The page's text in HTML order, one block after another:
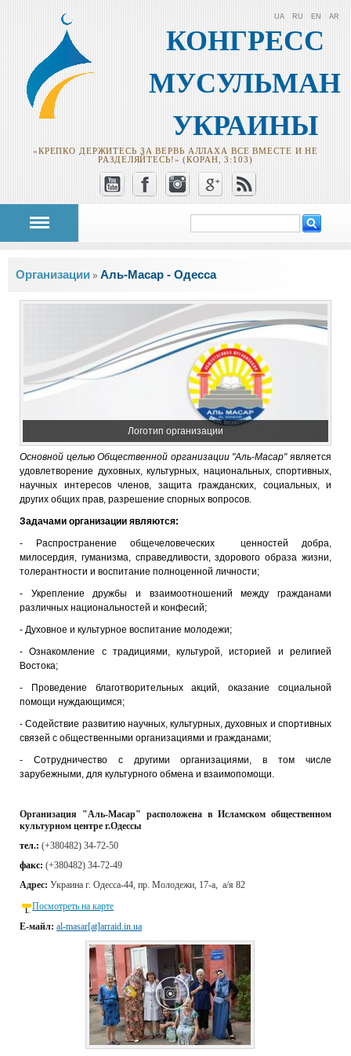
КОНГРЕСС
МУСУЛЬМАН
УКРАИНЫ
«КРЕПКО ДЕРЖИТЕСЬ ЗА ВЕРВЬ АЛЛАХА ВСЕ ВМЕСТЕ И НЕ
РАЗДЕЛЯЙТЕСЬ!» (КОРАН, 3:103)
UA RU EN AR
Форма поиска
Вы здесь
Oрганизации » Аль-Масар - Одесса
Логотип организации
Основной целью Общественной организации "Аль-Масар"является
удовлетворение духовных, культурных, национальных, спортивных,
научных интересов членов, защита гражданских, социальных, и
других общих прав, разрешение спорных вопросов.
Задачами организации являются:
- Распространение общечеловеческих ценностей добра,
милосердия, гуманизма, справедливости, здорового образа жизни,
толерантности и воспитание полноценной личности;
- Укрепление дружбы и взаимоотношений между гражданами
различных национальностей и конфесий;
- Духовное и культурное воспитание молодежи;
- Ознакомление с традициями, культурой, историей и религией
Востока;
- Проведение благотворительных акций, оказание социальной
помощи нуждающимся;
- Содействие развитию научных, культурных, духовных и спортивных
связей с общественными организациями и гражданами;
- Сотрудничество с другими организациями, в том числе
зарубежными, для культурного обмена и взаимопомощи.
Организация "Аль-Масар" расположена в Исламском общественном
культурном центре г.Одессы
тел.: (+380482) 34-72-50
факс: (+380482) 34-72-49
Адрес: Украина г. Одесса-44, пр. Молодежи, 17-а, а/я 82
Посмотреть на карте
Е-майл: al-masar[at]arraid.in.ua